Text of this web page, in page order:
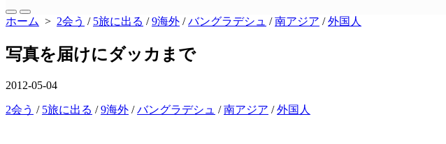
ー
閉
じ
検
索
り
え
メ
ニ
ー
ホーム > 2会う / 5旅に出る /9海外 /バングラデシュ /南アジア /外国人
写真を届けにダッカまで
公
日
2012-05-04
カ
2会う / 5旅に出る /9海外 /バングラデシュ /南アジア /外国人